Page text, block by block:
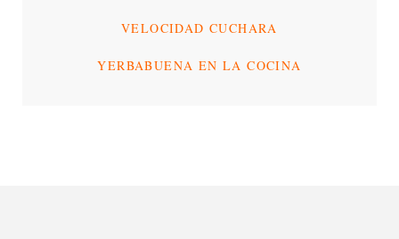
VELOCIDAD CUCHARA
YERBABUENA EN LA COCINA